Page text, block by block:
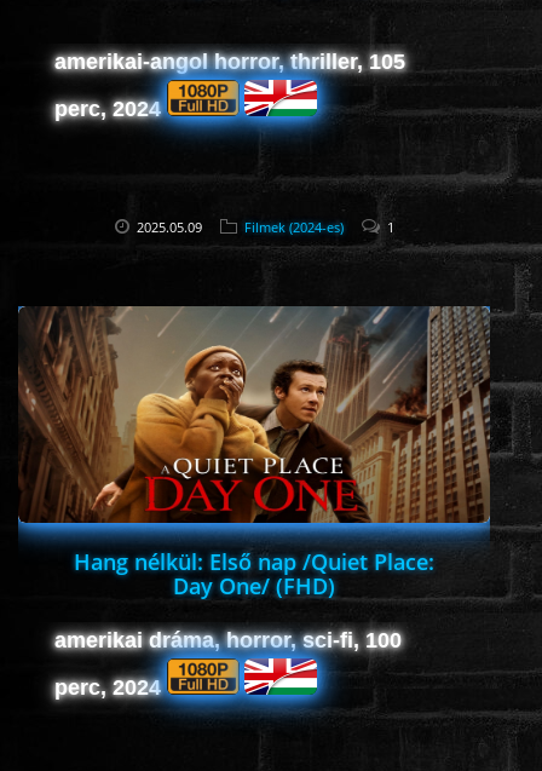
amerikai-angol horror, thriller, 105
perc, 2024
2025.05.09 Filmek (2024-es) 1
Hang nélkül: Első nap /Quiet Place:
Day One/ (FHD)
amerikai dráma, horror, sci-fi, 100
perc, 2024